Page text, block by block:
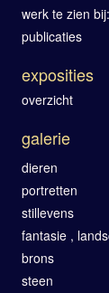
werk te zien bij:
publicaties
exposities
overzicht
galerie
dieren
portretten
stillevens
fantasie ,
brons
steen